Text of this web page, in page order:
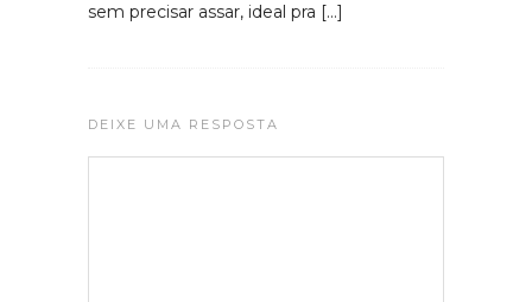
sem precisar assar, ideal pra […]
DEIXE UMA RESPOSTA